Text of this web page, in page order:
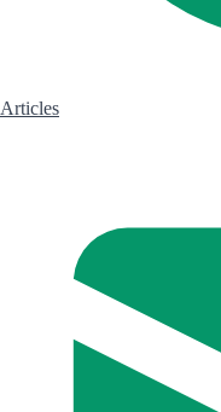
Articles